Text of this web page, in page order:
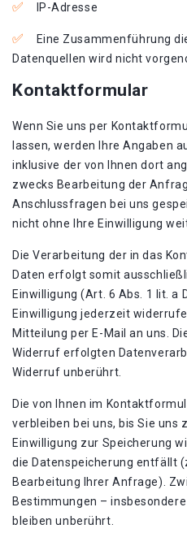
IP-Adresse
Eine Zusammenführung
Datenquellen wird nicht
Kontaktformular
Wenn Sie uns per
lassen, werden Ihre Angaben
inklusive der von Ihnen dort
zwecks Bearbeitung der
Anschlussfragen bei uns
nicht ohne Ihre Einwilligung
Die Verarbeitung der in das
Daten erfolgt somit
Einwilligung (Art. 6 Abs. 1 lit. a
Einwilligung jederzeit
Mitteilung per E-Mail an uns.
Widerruf erfolgten
Widerruf unberührt.
Die von Ihnen im
verbleiben bei uns, bis Sie uns
Einwilligung zur Speicherung
die Datenspeicherung entfällt
Bearbeitung Ihrer Anfrage).
Bestimmungen –
bleiben unberührt.